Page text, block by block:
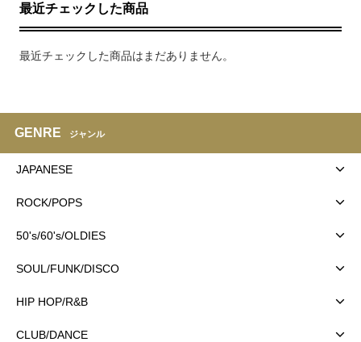
最近チェックした商品
最近チェックした商品はまだありません。
GENRE ジャンル
JAPANESE
ROCK/POPS
50's/60's/OLDIES
SOUL/FUNK/DISCO
HIP HOP/R&B
CLUB/DANCE